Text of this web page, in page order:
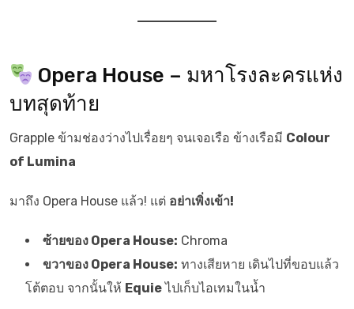
Opera House – มหาโรงละครแห่ง
บทสุดท้าย
Grapple ข้ามช่องว่างไปเรื่อยๆ จนเจอเรือ ข้างเรือมี Colour
of Lumina
มาถึง Opera House แล้ว! แต่ อย่าเพิ่งเข้า!
ซ้ายของ Opera House: Chroma
ขวาของ Opera House: ทางเสียหาย เดินไปที่ขอบแล้ว
โต้ตอบ จากนั้นให้ Equieไปเก็บไอเทมในน้ำ